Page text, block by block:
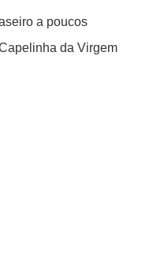
a poucos
da Virgem